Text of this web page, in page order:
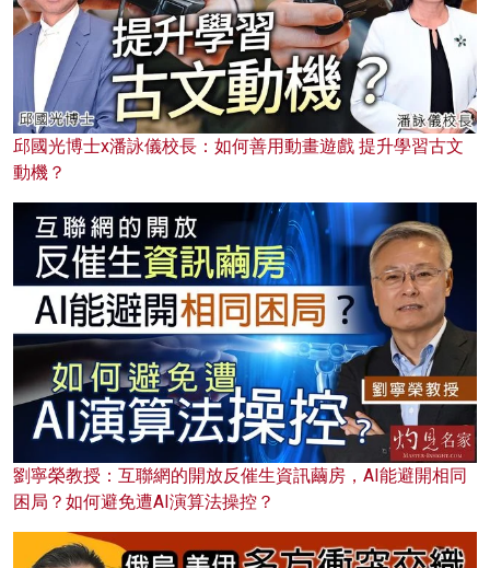
邱國光博士x潘詠儀校長：如何善用動畫遊戲 提升學習古文
動機？
劉寧榮教授：互聯網的開放反催生資訊繭房，AI能避開相同
困局？如何避免遭AI演算法操控？